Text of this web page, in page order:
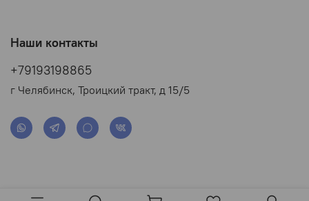
Наши контакты
+79193198865
г Челябинск, Троицкий тракт, д 15/5